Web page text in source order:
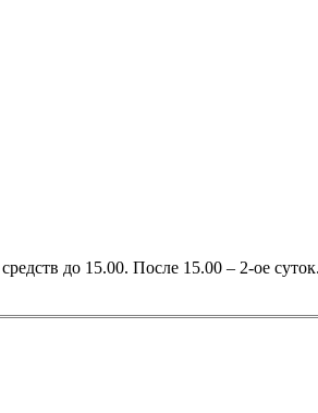
до 15.00. После 15.00 – 2-ое